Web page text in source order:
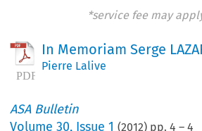
*service fee may
In Memoriam Serge
Pierre Lalive
ASA Bulletin
Volume30, Issue 1 (2012) pp.4 –4